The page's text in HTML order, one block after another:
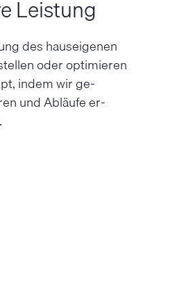
Leistung
des haus­eigenen
oder opti­mieren
indem wir ge­
und Ab­läufe er­